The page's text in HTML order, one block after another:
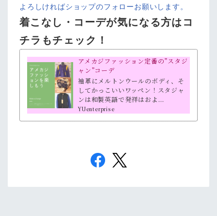
よろしければショップのフォローお願いします。
着こなし・コーデが気になる方はコ
チラもチェック！
アメカジファッション定番の”スタジ
ャン”コーデ
袖革にメルトンウールのボディ、そ
してかっこいいワッペン！スタジャ
ンは和製英語で発祥はおよ…
YUenterprise